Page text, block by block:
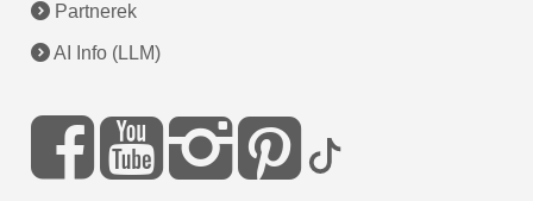
Partnerek
AI Info (LLM)